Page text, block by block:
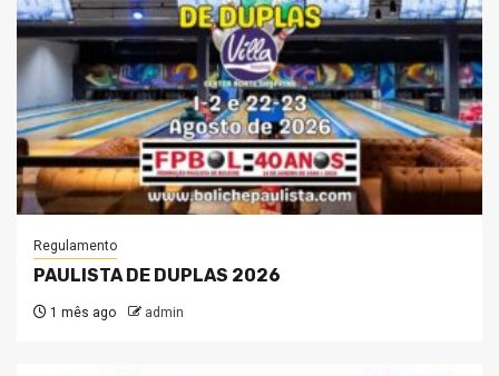
Regulamento
PAULISTA DE DUPLAS 2026
1 mês ago admin